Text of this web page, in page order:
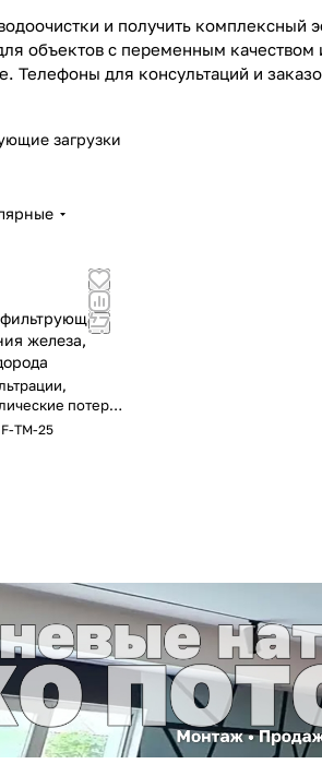
и получить
объектов с переменным
для консультаций и
загрузки
железа,
потери
F-TM-25